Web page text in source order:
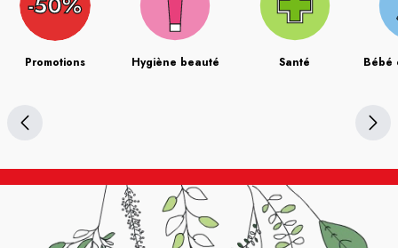
Promotions Hygiène beauté Santé Bébé